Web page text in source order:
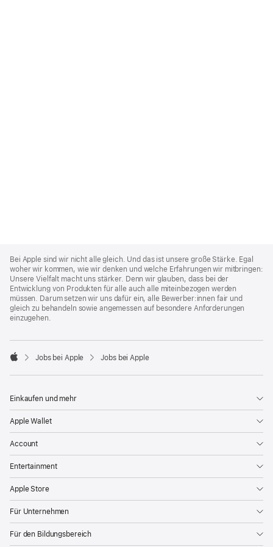
Footer
Bei Apple sind wir nicht alle gleich. Und das ist unsere große Stärke. Egal
woher wir kommen, wie wir denken und welche Erfahrungen wir mitbringen:
Unsere Vielfalt macht uns stärker. Denn wir glauben, dass bei der
Entwicklung von Produkten für alle auch alle miteinbezogen werden
müssen. Darum setzen wir uns dafür ein, alle Bewerber:innen fair und
gleich zu behandeln sowie angemessen auf besondere Anforderungen
einzugehen.

Jobs bei Apple Jobs bei Apple
Einkaufen und mehr
Apple Wallet
Account
Entertainment
Apple Store
Für Unternehmen
Für den Bildungsbereich